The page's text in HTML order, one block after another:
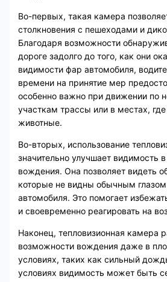
Во-первых, такая камера
столкновения с пешеходами и
Благодаря возможности
дороге задолго до того, как они
видимости фар автомобиля,
времени на принятие мер
особенно важно при движении по
участкам трассы или в местах,
животные.
Во-вторых, использование
значительно улучшает видимость
вождения. Она позволяет видеть
которые не видны обычным
автомобиля. Это помогает
и своевременно реагировать на
Наконец, тепловизионная камера
возможности вождения даже в
условиях, таких как сильный
условиях видимость может быть